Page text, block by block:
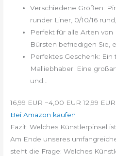
Verschiedene Größen:
runder Liner, 0/10/16 rund,
Perfekt für alle Arten
Bürsten befriedigen Sie,
Perfektes Geschenk: Ein
Malliebhaber. Eine
und...
16,99 EUR −4,00 EUR 12,99 EUR
Bei Amazon kaufen
Fazit: Welches Künstlerpinsel
Am Ende unseres
steht die Frage: Welches